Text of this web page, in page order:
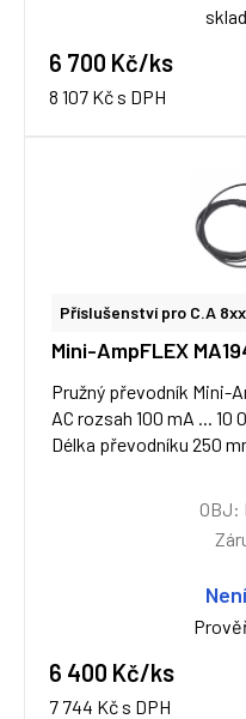
6 700 Kč/ks
8 107 Kč s DPH
Příslušenství pro C.A
Mini-AmpFLEX
Pružný převodník Mini-
AC rozsah 100 mA ... 10
Délka převodníku 250
OBJ:
6 400 Kč/ks
7 744 Kč s DPH